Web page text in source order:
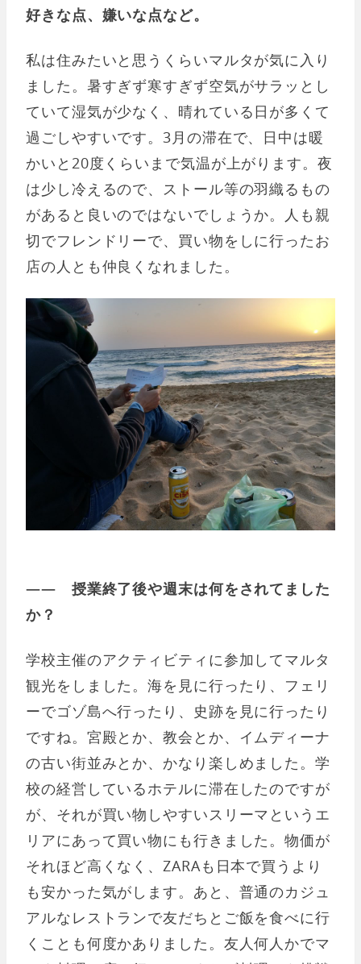
好きな点、嫌いな点など。
私は住みたいと思うくらいマルタが気に入り
ました。暑すぎず寒すぎず空気がサラッとし
ていて湿気が少なく、晴れている日が多くて
過ごしやすいです。3月の滞在で、日中は暖
かいと20度くらいまで気温が上がります。夜
は少し冷えるので、ストール等の羽織るもの
があると良いのではないでしょうか。人も親
切でフレンドリーで、買い物をしに行ったお
店の人とも仲良くなれました。
―― 授業終了後や週末は何をされてました
か？
学校主催のアクティビティに参加してマルタ
観光をしました。海を見に行ったり、フェリ
ーでゴゾ島へ行ったり、史跡を見に行ったり
ですね。宮殿とか、教会とか、イムディーナ
の古い街並みとか、かなり楽しめました。学
校の経営しているホテルに滞在したのですが
が、それが買い物しやすいスリーマというエ
リアにあって買い物にも行きました。物価が
それほど高くなく、ZARAも日本で買うより
も安かった気がします。あと、普通のカジュ
アルなレストランで友だちとご飯を食べに行
くことも何度かありました。友人何人かでマ